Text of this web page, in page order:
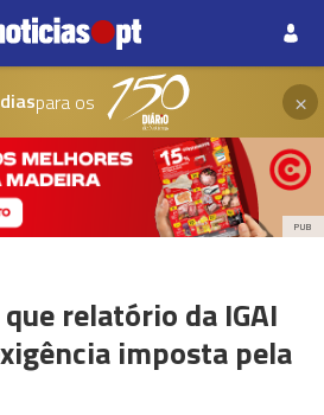
para os ×
PUB
relatório da IGAI
imposta pela